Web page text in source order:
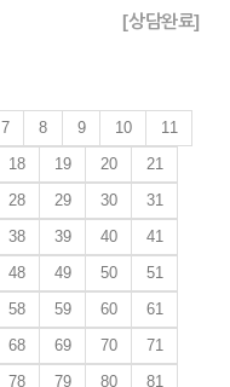
[상담완료]
7 8 9 10
11
18 19 20
21
28 29 30
31
38 39 40
41
48 49 50
51
58 59 60
61
68 69 70
71
78 79 80 81